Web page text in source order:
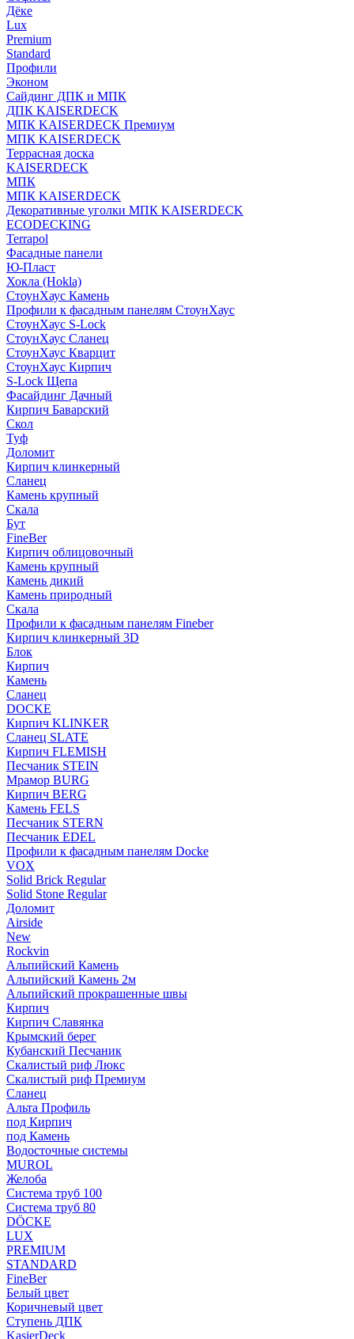
Дёке
Lux
Premium
Standard
Профили
Эконом
Сайдинг ДПК и МПК
ДПК KAISERDECK
МПК KAISERDECK Премиум
МПК KAISERDECK
Террасная доска
KAISERDECK
МПК
МПК KAISERDECK
Декоративные уголки МПК KAISERDECK
ECODECKING
Terrapol
Фасадные панели
Ю-Пласт
Хокла (Hokla)
СтоунХаус Камень
Профили к фасадным панелям СтоунХаус
СтоунХаус S-Lock
СтоунХаус Сланец
СтоунХаус Кварцит
СтоунХаус Кирпич
S-Lock Щепа
Фасайдинг Дачный
Кирпич Баварский
Скол
Туф
Доломит
Кирпич клинкерный
Сланец
Камень крупный
Скала
Бут
FineBer
Кирпич облицовочный
Камень крупный
Камень дикий
Камень природный
Скала
Профили к фасадным панелям Fineber
Кирпич клинкерный 3D
Блок
Кирпич
Камень
Сланец
DOCKE
Кирпич KLINKER
Сланец SLATE
Кирпич FLEMISH
Пес­ча­ник STEIN
Мрамор BURG
Кирпич BERG
Камень FELS
Пес­ча­ник STERN
Пес­ча­ник EDEL
Профили к фасадным панелям Docke
VOX
Solid Brick Regular
Solid Stone Regular
Доломит
Airside
New
Rockvin
Альпийский Камень
Альпийский Камень 2м
Альпийский прокрашенные швы
Кирпич
Кирпич Славянка
Крымский берег
Кубанский Песчаник
Скалистый риф Люкс
Скалистый риф Премиум
Сланец
Альта Профиль
под Кирпич
под Камень
Водосточные системы
MUROL
Желоба
Система труб 100
Система труб 80
DÖCKE
LUX
PREMIUM
STANDARD
FineBer
Белый цвет
Коричневый цвет
Ступень ДПК
KasierDeck